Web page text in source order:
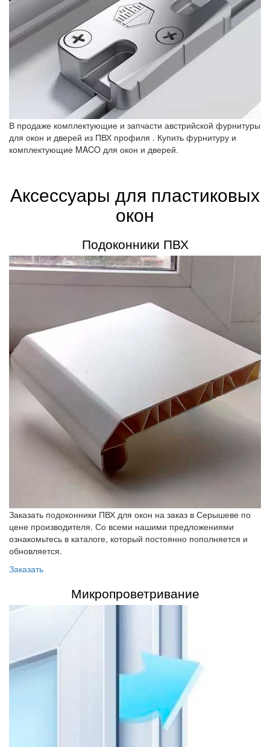
В продаже комплектующие и запчасти австрийской фурнитуры
для окон и дверей из ПВХ профиля . Купить фурнитуру и
комплектующие MACO для окон и дверей.
Аксессуары для пластиковых
окон
Подоконники ПВХ
Заказать подоконники ПВХ для окон на заказ в Серышеве по
цене производителя. Со всеми нашими предложениями
ознакомьтесь в каталоге, который постоянно пополняется и
обновляется.
Заказать
Микропроветривание